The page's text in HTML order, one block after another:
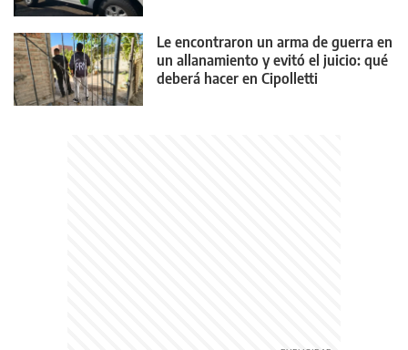
Le encontraron un arma de guerra en
un allanamiento y evitó el juicio: qué
deberá hacer en Cipolletti